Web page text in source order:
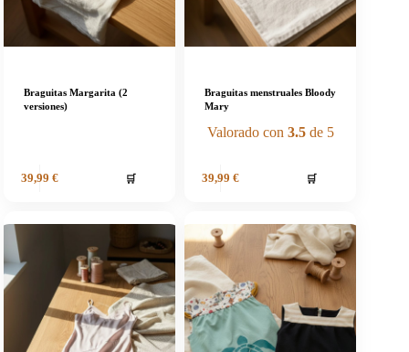
Braguitas Margarita (2
versiones)
39,99 € 🛒
Braguitas menstruales Bloody
Mary
Valorado con 3.5de 5
39,99 € 🛒